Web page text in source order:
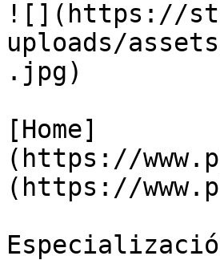
![](https://
uploads/
.jpg)
[Home]
(https://
(https://